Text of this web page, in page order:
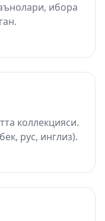
ибора
коллекцияси.
рус, инглиз).